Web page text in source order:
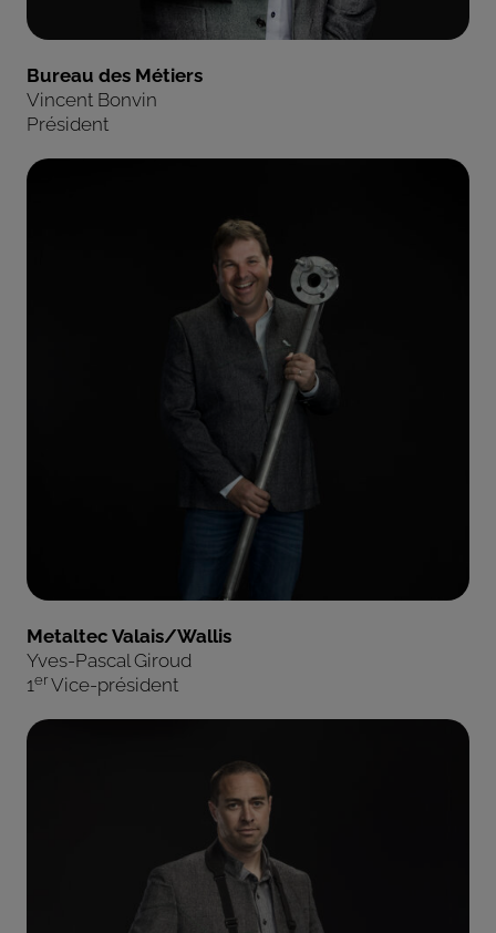
Bureau des Métiers
Vincent Bonvin
Président
Metaltec Valais/Wallis
Yves-Pascal Giroud
1er Vice-président